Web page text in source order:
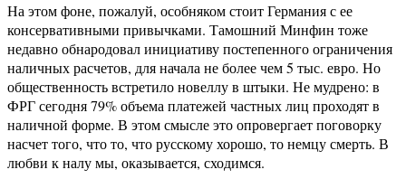
На этом фоне, пожалуй, особняком стоит Германия с ее
консервативными привычками. Тамошний Минфин тоже
недавно обнародовал инициативу постепенного ограничения
наличных расчетов, для начала не более чем 5 тыс. евро. Но
общественность встретило новеллу в штыки. Не мудрено: в
ФРГ сегодня 79% объема платежей частных лиц проходят в
наличной форме. В этом смысле это опровергает поговорку
насчет того, что то, что русскому хорошо, то немцу смерть. В
любви к налу мы, оказывается, сходимся.